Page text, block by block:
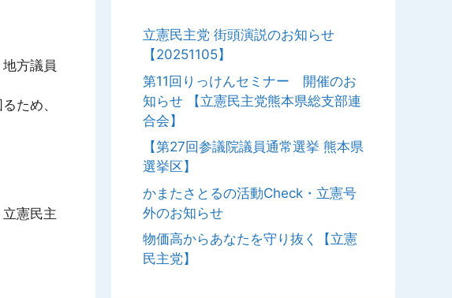
方議員
ため、
憲民主
立憲民主党 街頭演説のお知らせ
【20251105】
第11回りっけんセミナー 開催のお
知らせ 【立憲民主党熊本県総支部連
合会】
【第27回参議院議員通常選挙 熊本県
選挙区】
かまたさとるの活動Check・立憲号
外のお知らせ
物価高からあなたを守り抜く【立憲
民主党】